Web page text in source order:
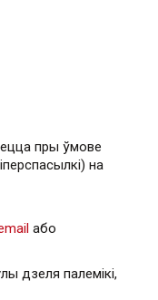
пры ўмове
на
або
дзеля палемікі,